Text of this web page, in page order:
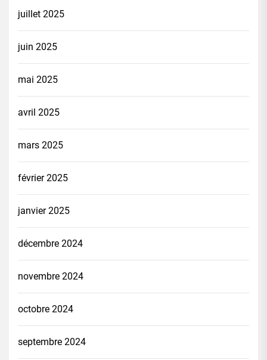
juillet 2025
juin 2025
mai 2025
avril 2025
mars 2025
février 2025
janvier 2025
décembre 2024
novembre 2024
octobre 2024
septembre 2024